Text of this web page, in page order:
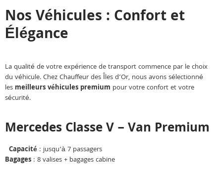
Nos Véhicules : Confort et
Élégance
La qualité de votre expérience de transport commence par le choix
du véhicule. Chez Chauffeur des Îles d’Or, nous avons sélectionné
les meilleurs véhicules premium pour votre confort et votre
sécurité.
Mercedes Classe V – Van Premium
Capacité : jusqu’à 7 passagers
Bagages : 8 valises + bagages cabine